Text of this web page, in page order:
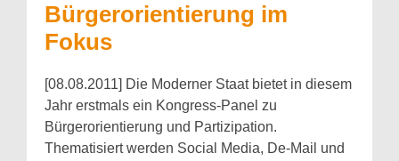
Bürgerorientierung im
Fokus
[08.08.2011] Die Moderner Staat bietet in diesem
Jahr erstmals ein Kongress-Panel zu
Bürgerorientierung und Partizipation.
Thematisiert werden Social Media, De-Mail und